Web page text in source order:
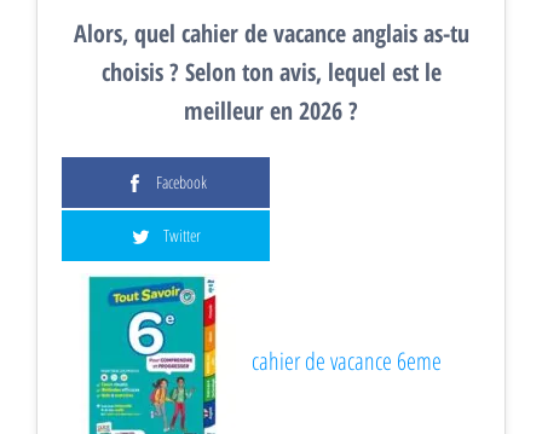
Alors, quel cahier de vacance anglais as-tu
choisis ? Selon ton avis, lequel est le
meilleur en 2026 ?
Facebook
Twitter
cahier de vacance 6eme